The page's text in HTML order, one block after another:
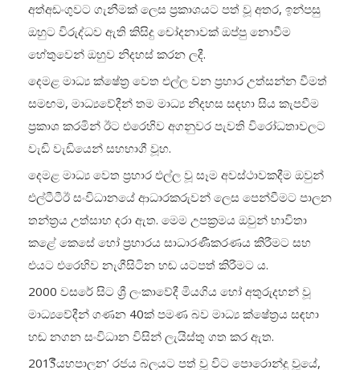
අත්අඩංගුවට ගැනීමක් ලෙස ප්‍රකාශයට පත් වූ අතර, ඉන්පසු
ඔහුට විරුද්ධව ඇති කිසිදු චෝදනාවක් ඔප්පු නොවීම
හේතුවෙන් ඔහුව නිදහස් කරන ලදී.
දෙමළ මාධ්‍ය ක්ෂේත්‍ර වෙත එල්ල වන ප්‍රහාර උත්සන්න වීමත්
සමඟම, මාධ්‍යවේදීන් තම මාධ්‍ය නිදහස සඳහා සිය කැපවීම
ප්‍රකාශ කරමින් ඊට එරෙහිව අගනුවර පැවති විරෝධතාවලට
වැඩි වැඩියෙන් සහභාගී වූහ.
දෙමළ මාධ්‍ය වෙත ප්‍රහාර එල්ල වූ සෑම අවස්ථාවකදීම ඔවුන්
එල්ටීටීඊ සංවිධානයේ ආධාරකරුවන් ලෙස පෙන්වීමට පාලන
තන්ත්‍රය උත්සාහ දරා ඇත. මෙම උපක්‍රමය ඔවුන් භාවිතා
කළේ කෙසේ හෝ ප්‍රහාරය සාධාරණීකරණය කිරීමට සහ
එයට එරෙහිව නැගීසිටින හඬ යටපත් කිරීමට ය.
2000 වසරේ සිට ශ්‍රී ලංකාවේදී මියගිය හෝ අතුරුදහන් වූ
මාධ්‍යවේදීන් ගණන 40ක් පමණ බව මාධ්‍ය ක්ෂේත්‍රය සඳහා
හඬ නගන සංවිධාන විසින් ලැයිස්තු ගත කර ඇත.
2015ියහපාලන’ රජය බලයට පත් වූ විට පොරොන්දු වූයේ,